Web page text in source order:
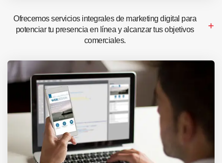
Ofrecemos servicios integrales de marketing digital para
potenciar tu presencia en línea y alcanzar tus objetivos
comerciales.